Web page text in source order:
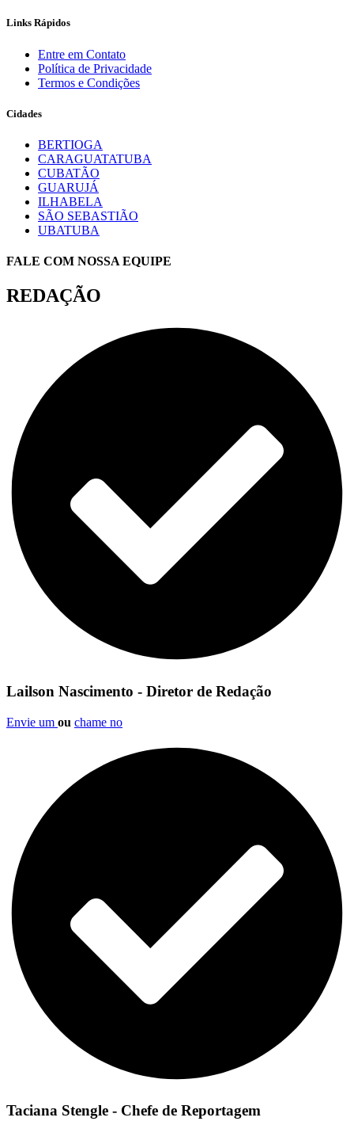
Links Rápidos
Entre em Contato
Política de Privacidade
Termos e Condições
Cidades
BERTIOGA
CARAGUATATUBA
CUBATÃO
GUARUJÁ
ILHABELA
SÃO SEBASTIÃO
UBATUBA
FALE COM NOSSA EQUIPE
REDAÇÃO
Lailson Nascimento - Diretor de Redação
Envie um ou chame no
Taciana Stengle - Chefe de Reportagem